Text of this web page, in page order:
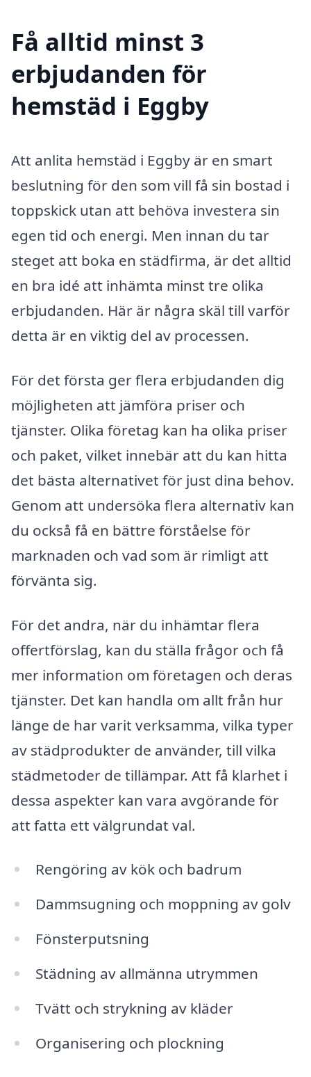
Få alltid minst 3
erbjudanden för
hemstäd i Eggby
Att anlita hemstäd i Eggby är en smart
beslutning för den som vill få sin bostad i
toppskick utan att behöva investera sin
egen tid och energi. Men innan du tar
steget att boka en städfirma, är det alltid
en bra idé att inhämta minst tre olika
erbjudanden. Här är några skäl till varför
detta är en viktig del av processen.
För det första ger flera erbjudanden dig
möjligheten att jämföra priser och
tjänster. Olika företag kan ha olika priser
och paket, vilket innebär att du kan hitta
det bästa alternativet för just dina behov.
Genom att undersöka flera alternativ kan
du också få en bättre förståelse för
marknaden och vad som är rimligt att
förvänta sig.
För det andra, när du inhämtar flera
offertförslag, kan du ställa frågor och få
mer information om företagen och deras
tjänster. Det kan handla om allt från hur
länge de har varit verksamma, vilka typer
av städprodukter de använder, till vilka
städmetoder de tillämpar. Att få klarhet i
dessa aspekter kan vara avgörande för
att fatta ett välgrundat val.
Rengöring av kök och badrum
Dammsugning och moppning av golv
Fönsterputsning
Städning av allmänna utrymmen
Tvätt och strykning av kläder
Organisering och plockning